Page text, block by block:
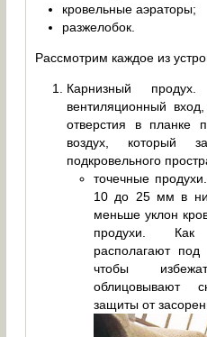
кровельные аэраторы;
разжелобок.
Рассмотрим каждое из
Карнизный
вентиляционный
отверстия в планке
воздух, который
подкровельного
точечные
10 до 25 мм в
меньше уклон
продухи. Как
располагают под
чтобы
облицовывают
защиты от